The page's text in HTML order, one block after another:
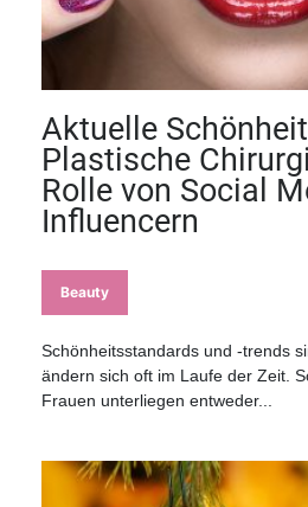
Aktuelle
Plastische
Rolle von Social
Influencern
Beauty
Schönheitsstandards und -trends
ändern sich oft im Laufe der Zeit.
Frauen unterliegen entweder...